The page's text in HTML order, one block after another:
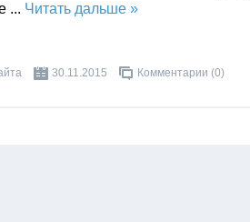
... Читать дальше »
30.11.2015 Комментарии (0)